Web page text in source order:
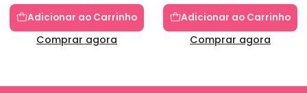
Adicionar ao Carrinho
Comprar agora
Adicionar ao Carrinho
Comprar agora